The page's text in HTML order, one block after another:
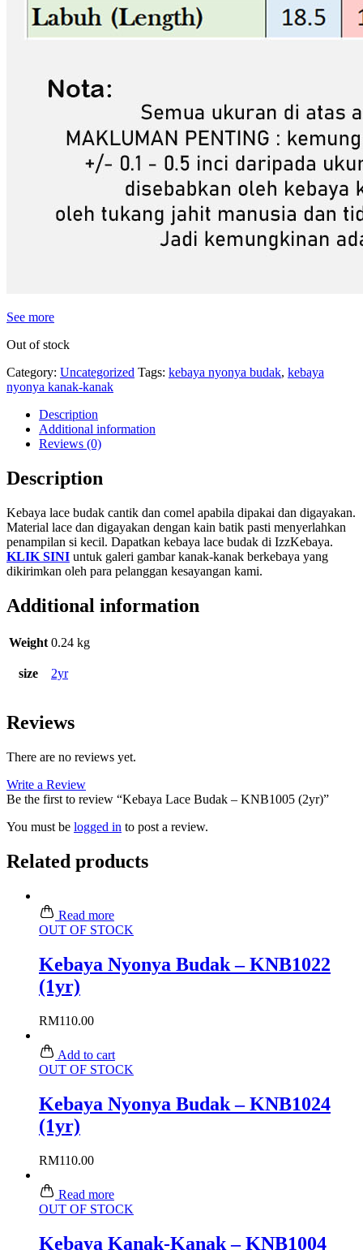
See more
Out of stock
Category: Uncategorized Tags: kebaya nyonya budak, kebaya
nyonya kanak-kanak
Description
Additional information
Reviews (0)
Description
Kebaya lace budak cantik dan comel apabila dipakai dan digayakan.
Material lace dan digayakan dengan kain batik pasti menyerlahkan
penampilan si kecil. Dapatkan kebaya lace budak di IzzKebaya.
KLIK SINI untuk galeri gambar kanak-kanak berkebaya yang
dikirimkan oleh para pelanggan kesayangan kami.
Additional information
Weight 0.24 kg
size 2yr
Reviews
There are no reviews yet.
Write a Review
Be the first to review “Kebaya Lace Budak – KNB1005 (2yr)”
You must be logged in to post a review.
Related products
Read more
OUT OF STOCK
Kebaya Nyonya Budak – KNB1022
(1yr)
RM110.00
Add to cart
OUT OF STOCK
Kebaya Nyonya Budak – KNB1024
(1yr)
RM110.00
Read more
OUT OF STOCK
Kebaya Kanak-Kanak – KNB1004